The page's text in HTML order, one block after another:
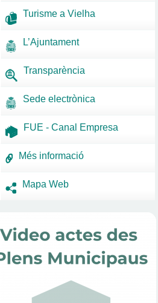
Turisme a Vielha
L’Ajuntament
Transparència
Sede electrònica
FUE - Canal Empresa
Més informació
Mapa Web